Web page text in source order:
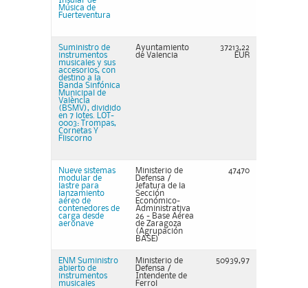
Música de
Fuerteventura
Suministro de
instrumentos
musicales y sus
accesorios, con
destino a la
Banda Sinfónica
Municipal de
València
(BSMV), dividido
en 7 lotes. LOT-
0003: Trompas,
Cornetas Y
Fliscorno
Ayuntamiento
de Valencia
37213,22
EUR
Nueve sistemas
modular de
lastre para
lanzamiento
aéreo de
contenedores de
carga desde
aeronave
Ministerio de
Defensa /
Jefatura de la
Sección
Económico-
Administrativa
26 - Base Aérea
de Zaragoza
(Agrupación
BASE)
47470
ENM Suministro
abierto de
instrumentos
musicales
Ministerio de
Defensa /
Intendente de
Ferrol
50939,97